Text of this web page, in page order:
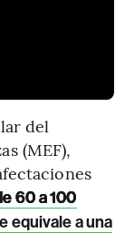
del
(MEF),
60 a 100
equivale a una